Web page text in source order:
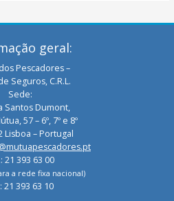
geral:
Pescadores –
Seguros, C.R.L.
Sede:
Santos Dumont,
57 – 6º, 7º e 8º
Lisboa – Portugal
21 393 63 00
a rede fixa nacional)
21 393 63 10